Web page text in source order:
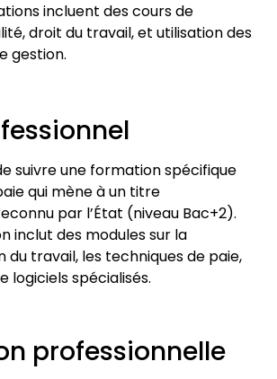
incluent des cours de
droit du travail, et utilisation des
gestion.
suivre une formation spécifique
qui mène à un titre
par l’État (niveau Bac+2).
inclut des modules sur la
travail, les techniques de paie,
logiciels spécialisés.
professionnelle